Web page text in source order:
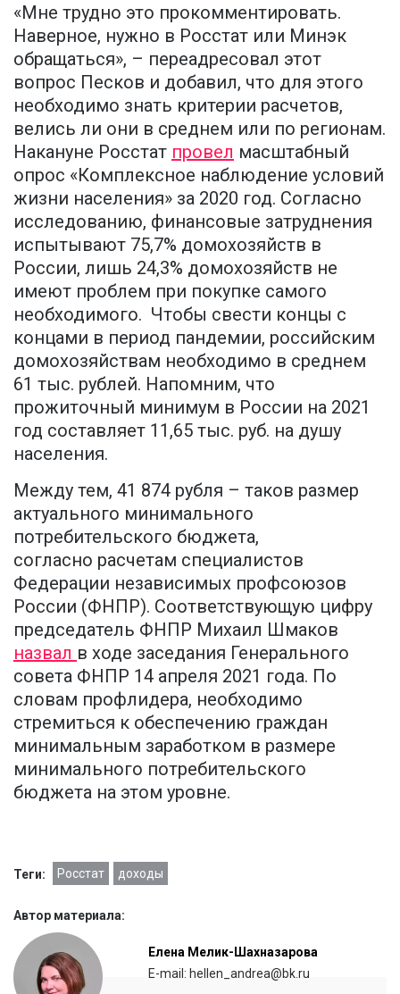
«Мне трудно это прокомментировать.
Наверное, нужно в Росстат или Минэк
обращаться», – переадресовал этот
вопрос Песков и добавил, что для этого
необходимо знать критерии расчетов,
велись ли они в среднем или по регионам.
Накануне Росстат провел масштабный
опрос «Комплексное наблюдение условий
жизни населения» за 2020 год. Согласно
исследованию, финансовые затруднения
испытывают 75,7% домохозяйств в
России, лишь 24,3% домохозяйств не
имеют проблем при покупке самого
необходимого. Чтобы свести концы с
концами в период пандемии, российским
домохозяйствам необходимо в среднем
61 тыс. рублей. Напомним, что
прожиточный минимум в России на 2021
год составляет 11,65 тыс. руб. на душу
населения.
Между тем, 41 874 рубля – таков размер
актуального минимального
потребительского бюджета,
согласно расчетам специалистов
Федерации независимых профсоюзов
России (ФНПР). Соответствующую цифру
председатель ФНПР Михаил Шмаков
назвал в ходе заседания Генерального
совета ФНПР 14 апреля 2021 года. По
словам профлидера, необходимо
стремиться к обеспечению граждан
минимальным заработком в размере
минимального потребительского
бюджета на этом уровне.
Теги: Росстат доходы
Автор материала:
Елена Мелик-Шахназарова
E-mail: hellen_andrea@bk.ru